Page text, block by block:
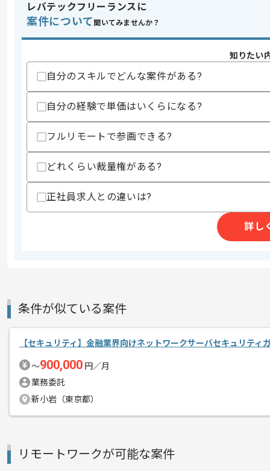
特徴
スキル
・セキュリティおよび認証基盤に関す
・IT資産管理ツールの選定および導入に
歓迎スキル
・Google Workspace for Educationや
・生成AIなどの活用に関する基礎的な知
・セキュリティ関連資格
スキルに不安がある方へ
エージェントからのコ
メント
幼稚園、中学、高等学校の運営事業等
レバテックフリーランスに
案件について 聞いてみませんか？
知りたい
自分のスキルでどんな案件がある?
自分の経験で単価はいくらになる?
フルリモートで参画できる?
どれくらい裁量権がある?
正社員求人との違いは?
詳し
条件が似ている案件
【セキュリティ】金融業界向けネットワークサーバセキュリティ
〜900,000 円／月
業務委託
新小岩（東京都）
リモートワークが可能な案件